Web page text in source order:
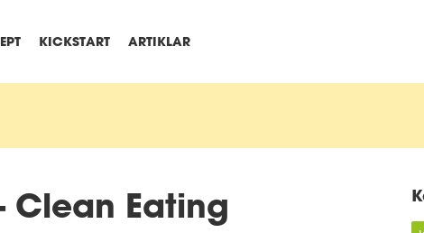
KICKSTART ARTIKLAR
Clean Eating